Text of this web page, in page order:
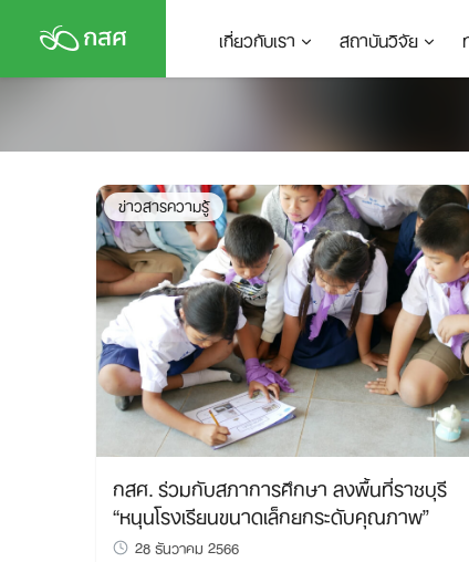
content
เกี่ยวกับเรา สถาบันวิจัย
ข่าวสารความรู้
กสศ. ร่วมกับสภาการศึกษา ลงพื้นที่ราชบุรี
“หนุนโรงเรียนขนาดเล็กยกระดับคุณภาพ”
28 ธันวาคม 2566